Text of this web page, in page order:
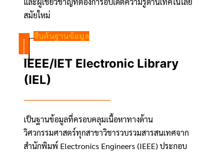
สมัยใหม่
สืบค้นฐานข้อมูล
IEEE/IET Electronic Library
(IEL)
เป็นฐานข้อมูลที่ครอบคลุมเนื้อหาทางด้าน
วิศวกรรมศาสตร์ทุกสาขาวิชารวบรวมสารสนเทศจาก
สำนักพิมพ์ Electronics Engineers (IEEE) ประกอบ